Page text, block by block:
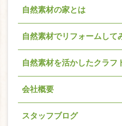
自然素材の家とは
自然素材でリフォームして
自然素材を活かしたクラフ
会社概要
スタッフブログ